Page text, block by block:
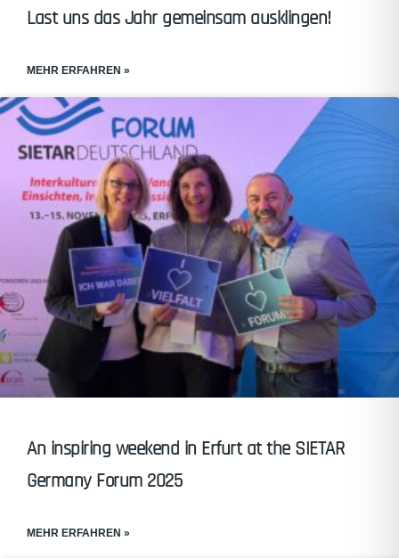
Last uns das Jahr gemeinsam ausklingen!
MEHR ERFAHREN »
An inspiring weekend in Erfurt at the SIETAR
Germany Forum 2025
MEHR ERFAHREN »